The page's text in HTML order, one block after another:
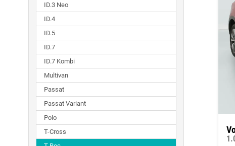
ID.3 Neo
ID.4
ID.5
ID.7
ID.7 Kombi
Multivan
Passat
Passat Variant
Polo
T-Cross